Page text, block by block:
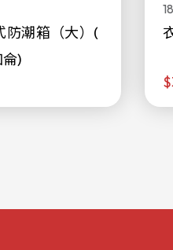
防潮箱（大）(
)